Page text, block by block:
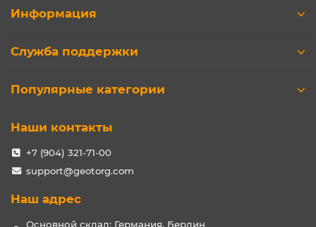
Информация
Служба поддержки
Популярные категории
Наши контакты
+7 (904) 321-71-00
support@geotorg.com
Наш адрес
Основной склад: Германия, Берлин